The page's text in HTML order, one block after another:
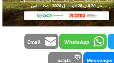
WhatsApp
Email
Messenger طباعة